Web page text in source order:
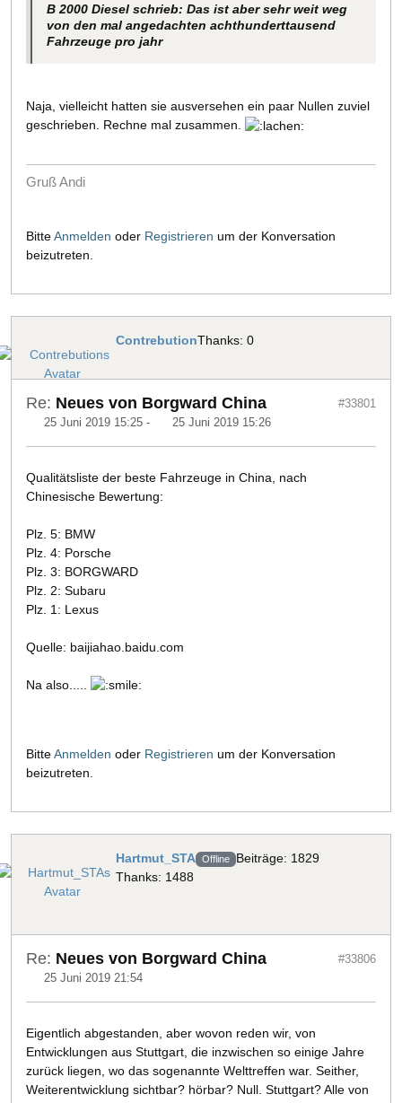
B 2000 Diesel schrieb: Das ist aber sehr weit weg
von den mal angedachten achthunderttausend
Fahrzeuge pro jahr
Naja, vielleicht hatten sie ausversehen ein paar Nullen zuviel
geschrieben. Rechne mal zusammen.
Gruß Andi
BitteAnmelden oder Registrieren um der Konversation
beizutreten.
ContrebutionThanks: 0
Re: Neues von Borgward China
25 Juni 2019 15:25 - 25 Juni 2019 15:26
#33801
Qualitätsliste der beste Fahrzeuge in China, nach
Chinesische Bewertung:
Plz. 5: BMW
Plz. 4: Porsche
Plz. 3: BORGWARD
Plz. 2: Subaru
Plz. 1: Lexus
Quelle: baijiahao.baidu.com
Na also.....
BitteAnmelden oder Registrieren um der Konversation
beizutreten.
Hartmut_STA Offline Beiträge: 1829
Thanks: 1488
Re: Neues von Borgward China
25 Juni 2019 21:54
#33806
Eigentlich abgestanden, aber wovon reden wir, von
Entwicklungen aus Stuttgart, die inzwischen so einige Jahre
zurück liegen, wo das sogenannte Welttreffen war. Seither,
Weiterentwicklung sichtbar? hörbar? Null. Stuttgart? Alle von